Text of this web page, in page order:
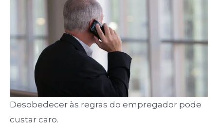
Desobedecer às regras do empregador pode
custar caro.